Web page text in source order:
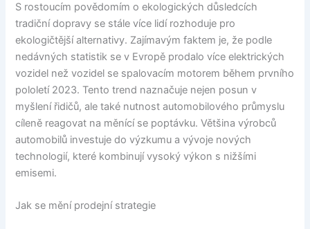
S rostoucím povědomím o ekologických důsledcích
tradiční dopravy se stále více lidí rozhoduje pro
ekologičtější alternativy. Zajímavým faktem je, že podle
nedávných statistik se v Evropě prodalo více elektrických
vozidel než vozidel se spalovacím motorem během prvního
pololetí 2023. Tento trend naznačuje nejen posun v
myšlení řidičů, ale také nutnost automobilového průmyslu
cíleně reagovat na měnící se poptávku. Většina výrobců
automobilů investuje do výzkumu a vývoje nových
technologií, které kombinují vysoký výkon s nižšími
emisemi.
Jak se mění prodejní strategie